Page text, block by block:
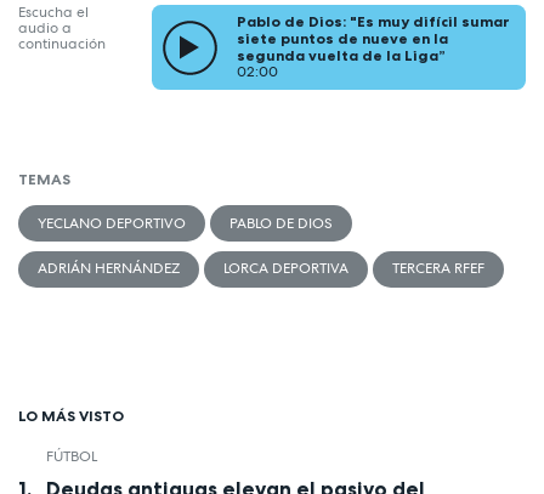
Escucha el
audio a
continuación
Pablo de Dios: "Es muy difícil sumar
siete puntos de nueve en la
segunda vuelta de la Liga”
02:00
TEMAS
YECLANO DEPORTIVO PABLO DE DIOS
ADRIÁN HERNÁNDEZ LORCA DEPORTIVA TERCERA RFEF
LO MÁS VISTO
FÚTBOL
Deudas antiguas elevan el pasivo del